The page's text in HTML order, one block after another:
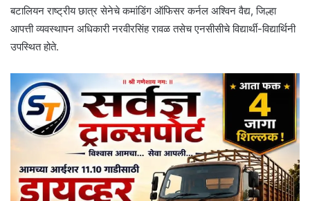
बटालियन राष्ट्रीय छात्र सेनेचे कमांडिंग ऑफिसर कर्नल अश्विन वैद्य, जिल्हा
आपत्ती व्यवस्थापन अधिकारी नरवीरसिंह रावळ तसेच एनसीसीचे विद्यार्थी-विद्यार्थिनी
उपस्थित होते.